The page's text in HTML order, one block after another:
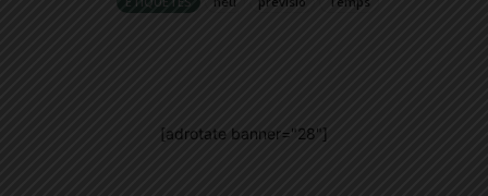
[adrotate banner="28"]